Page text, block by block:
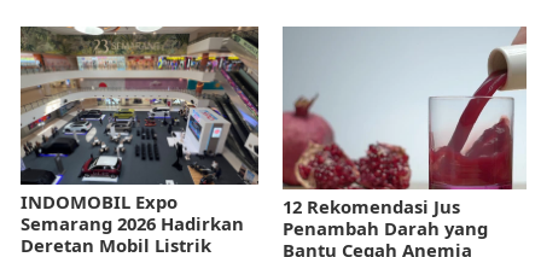
INDOMOBIL Expo
Semarang 2026 Hadirkan
Deretan Mobil Listrik
12 Rekomendasi Jus
Penambah Darah yang
Bantu Cegah Anemia